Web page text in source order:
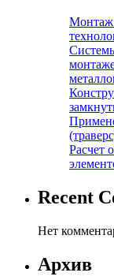
Монтаж
Расчет
Recent
Нет
Архив